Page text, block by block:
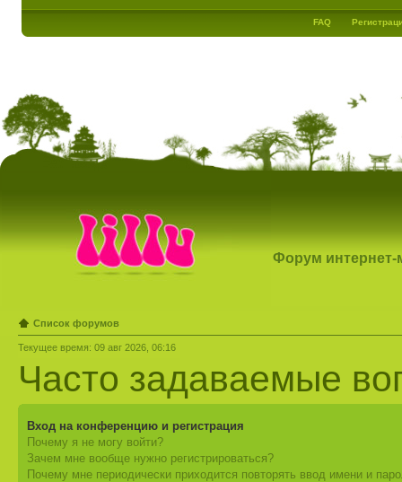
FAQ
Форум интернет-
Список форумов
Текущее время: 09 авг 2026, 06:16
Часто задаваемые
Вход на конференцию и регистрация
Почему я не могу войти?
Зачем мне вообще нужно регистрироваться?
Почему мне периодически приходится повторять ввод имени и